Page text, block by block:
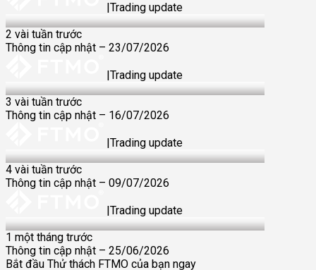
|Trading update
23 Jul 2026
2 vài tuần trước
Thông tin cập nhật – 23/07/2026
|Trading update
16 Jul 2026
3 vài tuần trước
Thông tin cập nhật – 16/07/2026
|Trading update
9 Jul 2026
4 vài tuần trước
Thông tin cập nhật – 09/07/2026
|Trading update
25 Jun 2026
1 một tháng trước
Thông tin cập nhật – 25/06/2026
Bắt đầu Thử thách FTMO của bạn ngay